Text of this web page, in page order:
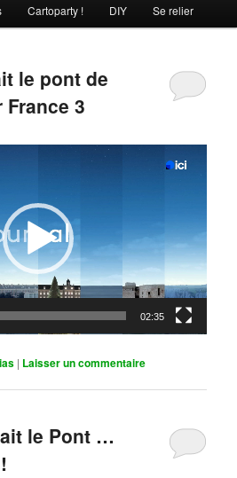
Cartoparty ! DIY Se relier
le pont de
3
02:35
| Laisser un commentaire
le Pont …